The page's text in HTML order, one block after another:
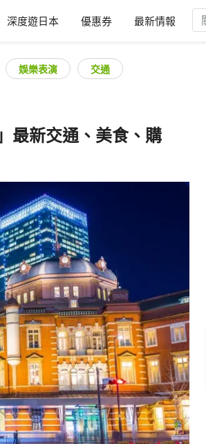
深度遊日本 優惠券 最新情報
娛樂表演
交通
最新交通、美食、購